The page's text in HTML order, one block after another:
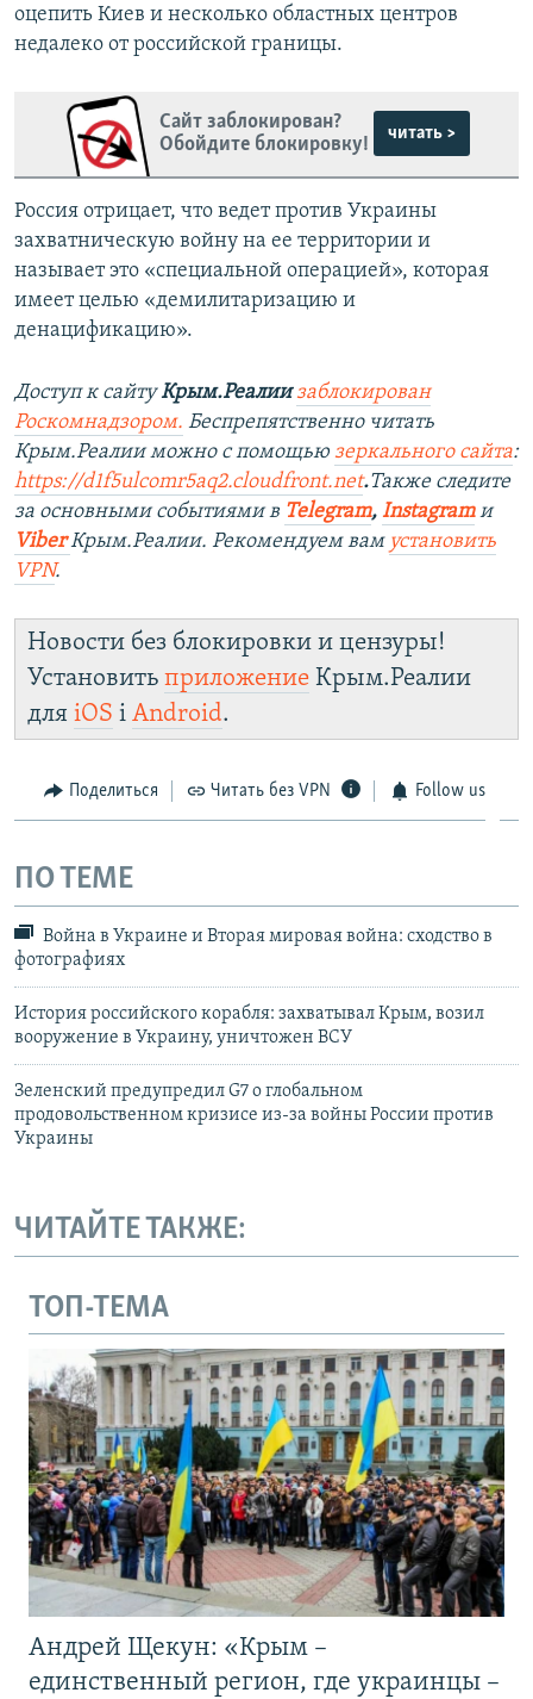
оцепить Киев и несколько областных центров
недалеко от российской границы.
Сайт заблокирован?
Обойдите блокировку!
читать >
Россия отрицает, что ведет против Украины
захватническую войну на ее территории и
называет это «специальной операцией», которая
имеет целью «демилитаризацию и
денацификацию».
Доступ к сайтуКрым.Реалии заблокирован
Роскомнадзором. Беспрепятственно читать
Крым.Реалии можно с помощью зеркального сайта:
https://d1f5ulcomr5aq2.cloudfront.net.Также следите
за основными событиями в Telegram, Instagramи
ViberКрым.Реалии. Рекомендуем вам установить
VPN.
Новости без блокировки и цензуры!
Установить приложение Крым.Реалии
для iOS і Android.
Поделиться Читать без VPN Follow us
ПО ТЕМЕ
Война в Украине и Вторая мировая война: сходство в
фотографиях
История российского корабля: захватывал Крым, возил
вооружение в Украину, уничтожен ВСУ
Зеленский предупредил G7 о глобальном
продовольственном кризисе из-за войны России против
Украины
ЧИТАЙТЕ ТАКЖЕ:
ТОП-ТЕМА
Андрей Щекун: «Крым –
единственный регион, где украинцы –